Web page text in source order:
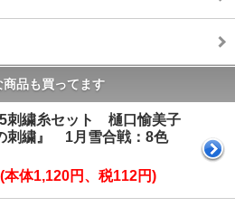
品も買ってます
刺繍糸セット 樋口愉美子
刺繍』 1月雪合戦：8色
本体1,120円、税112円)